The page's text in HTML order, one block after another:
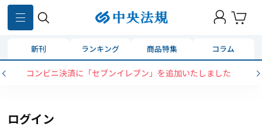
新刊 ランキング 商品特集 コラム
コンビニ決済に「セブンイレブン」を追加いたしました
ログイン